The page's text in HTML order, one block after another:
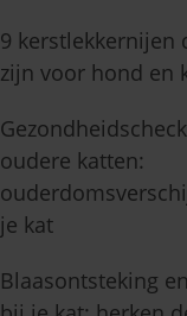
9 kerstlekkernijen
zijn voor hond en
oudere katten:
je kat
Blaasontsteking